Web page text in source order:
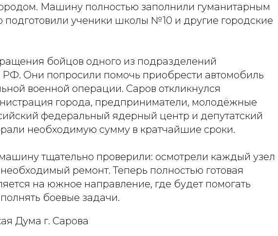
Машину полностью заполнили гуманитарным
подготовили ученики школы №10 и другие городские
бойцов одного из подразделений
Они попросили помочь приобрести автомобиль
военной операции. Саров откликнулся
города, предприниматели, молодёжные
федеральный ядерный центр и депутатский
необходимую сумму в кратчайшие сроки.
тщательно проверили: осмотрели каждый узел
ремонт. Теперь полностью готовая
на южное направление, где будет помогать
боевые задачи.
Дума г. Сарова